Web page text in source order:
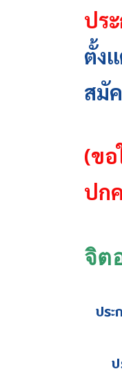
ปร
ตั้ง
สมั
(ขอ
ปก
จิต
ปร